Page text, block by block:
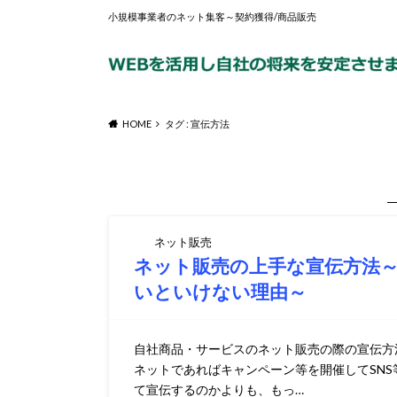
小規模事業者のネット集客～契約獲得/商品販売
HOME タグ : 宣伝方法
ネット販売
ネット販売の上手な宣伝方法
いといけない理由～
自社商品・サービスのネット販売の際の宣伝
ネットであればキャンペーン等を開催して
て宣伝するのかよりも、もっ…